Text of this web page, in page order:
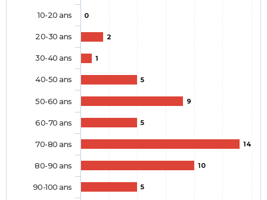
0
2
1
5
9
5
14
10
5
10-20 ans
20-30 ans
30-40 ans
40-50 ans
50-60 ans
60-70 ans
70-80 ans
80-90 ans
90-100 ans